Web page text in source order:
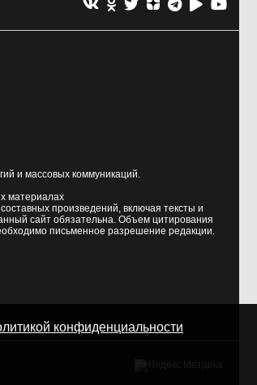
и массовых коммуникаций.
материалах
произведений, включая тексты и
сайт обязательна. Объем цитирования
письменное разрешение редакции.
конфиденциальности